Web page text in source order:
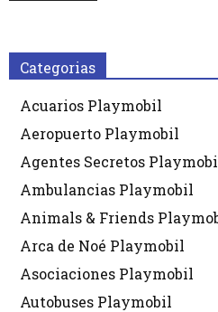
Categorias
Acuarios Playmobil
Aeropuerto Playmobil
Agentes Secretos
Ambulancias Playmobil
Animals & Friends
Arca de Noé Playmobil
Asociaciones Playmobil
Autobuses Playmobil